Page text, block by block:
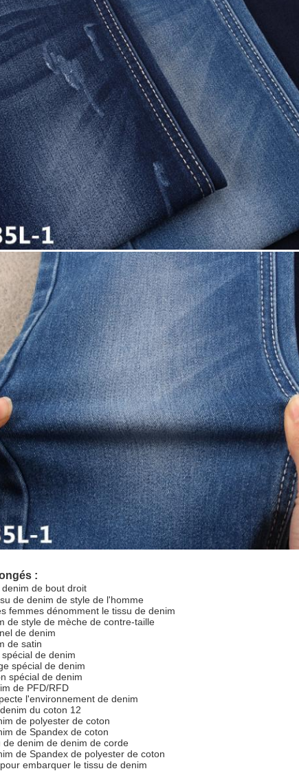
:
de bout droit
de denim de style de l'homme
femmes dénomment le tissu de denim
de style de mèche de contre-taille
de denim
de satin
de denim
spécial de denim
spécial de denim
de PFD/RFD
l'environnement de denim
du coton 12
de polyester de coton
de Spandex de coton
de denim de denim de corde
de Spandex de polyester de coton
embarquer le tissu de denim